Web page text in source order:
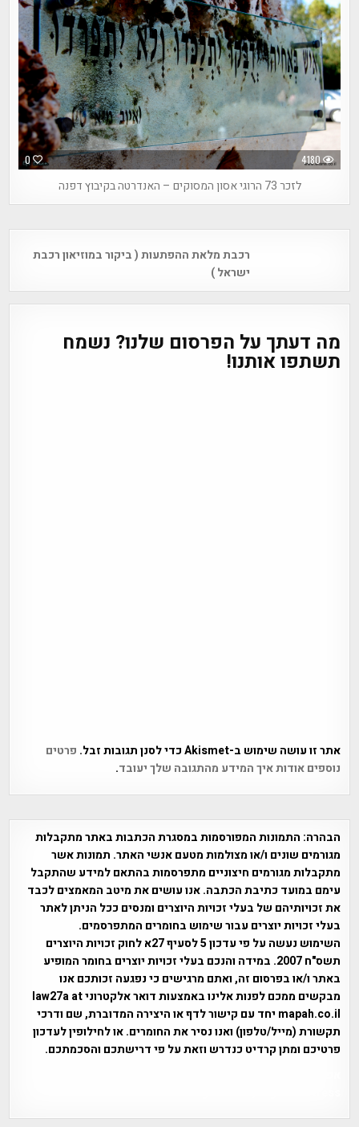
0 4180
לזכר 73 הרוגי אסון המסוקים – האנדרטה בקיבוץ דפנה
navigationרכבת מלאת ההפתעות ( ביקור במוזיאון רכבת
ישראל )
מה דעתך על הפרסום שלנו? נשמח
תשתפו אותנו!
אתר זו עושה שימוש ב-Akismet כדי לסנן תגובות זבל.
פרטים
נוספים אודות איך המידע מהתגובה שלך יעובד.
הבהרה: התמונות המפורסמות במסגרת הכתבות באתר מתקבלות
מגורמים שונים ו/או מצולמות מטעם אנשי האתר. תמונות אשר
מתקבלות מגורמים חיצוניים מתפרסמות בהתאם למידע שהתקבל
עימם במועד כתיבת הכתבה. אנו עושים את מיטב המאמצים לכבד
את זכויותיהם של בעלי זכויות היוצרים ומנסים ככל הניתן לאתר
בעלי זכויות יוצרים עבור שימוש בחומרים המתפרסמים.
השימוש נעשה על פי עדכון 5 לסעיף 27א לחוק זכויות היוצרים
תשס"ח 2007. במידה והנכם בעלי זכויות יוצרים בחומר המופיע
באתר ו/או בפרסום זה, ואתם מרגישים כי נפגעה זכותכם אנו
מבקשים ממכם לפנות אלינו באמצעות דואר אלקטרוני law27a at
mapah.co.il יחד עם קישור לדף או היצירה המדוברת, שם ודרכי
תקשורת (מייל/טלפון) ואנו נסיר את החומרים. או לחילופין לעדכון
פרטיכם ומתן קרדיט כנדרש וזאת על פי דרישתכם והסכמתכם.